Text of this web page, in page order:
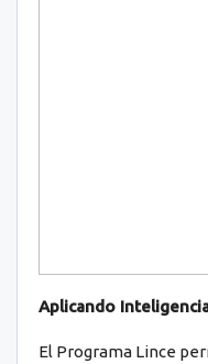
Aplicando
El Programa Lince